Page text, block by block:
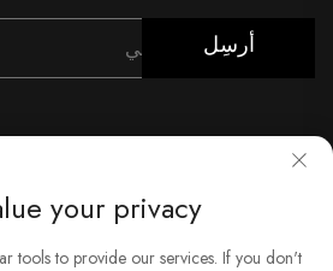
أرسِل
your privacy
tools to provide our services. If you don't